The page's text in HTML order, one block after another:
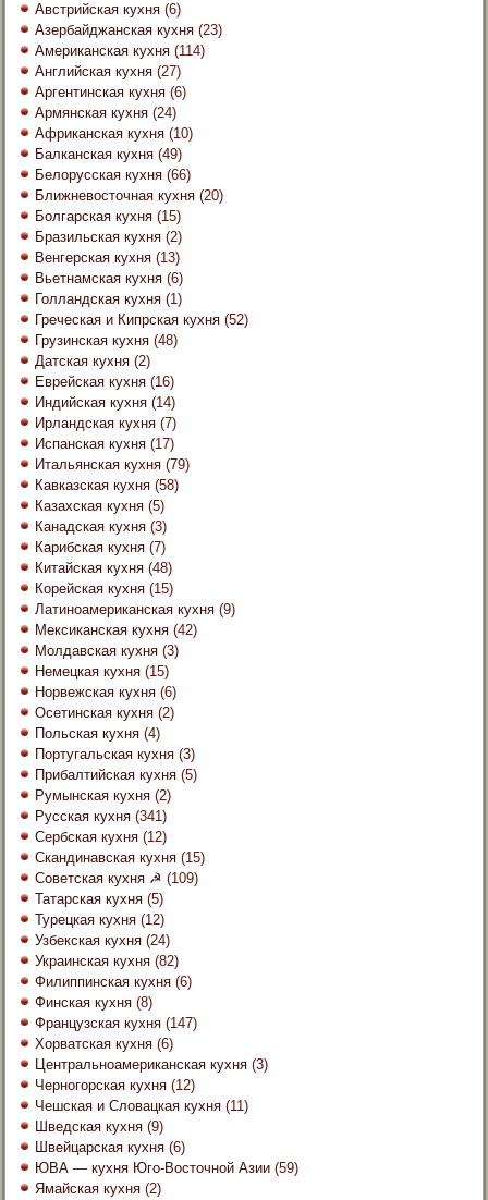
Австрийская кухня (6)
Азербайджанская кухня (23)
Американская кухня (114)
Английская кухня (27)
Аргентинская кухня (6)
Армянская кухня (24)
Африканская кухня (10)
Балканская кухня (49)
Белорусская кухня (66)
Ближневосточная кухня (20)
Болгарская кухня (15)
Бразильская кухня (2)
Венгерская кухня (13)
Вьетнамская кухня (6)
Голландская кухня (1)
Греческая и Кипрская кухня (52)
Грузинская кухня (48)
Датская кухня (2)
Еврейская кухня (16)
Индийская кухня (14)
Ирландская кухня (7)
Испанская кухня (17)
Итальянская кухня (79)
Кавказская кухня (58)
Казахская кухня (5)
Канадская кухня (3)
Карибская кухня (7)
Китайская кухня (48)
Корейская кухня (15)
Латиноамериканская кухня (9)
Мексиканская кухня (42)
Молдавская кухня (3)
Немецкая кухня (15)
Норвежская кухня (6)
Осетинская кухня (2)
Польская кухня (4)
Португальская кухня (3)
Прибалтийская кухня (5)
Румынская кухня (2)
Русская кухня (341)
Сербская кухня (12)
Скандинавская кухня (15)
Советская кухня ☭ (109)
Татарская кухня (5)
Турецкая кухня (12)
Узбекская кухня (24)
Украинская кухня (82)
Филиппинская кухня (6)
Финская кухня (8)
Французская кухня (147)
Хорватская кухня (6)
Центральноамериканская кухня (3)
Черногорская кухня (12)
Чешская и Словацкая кухня (11)
Шведская кухня (9)
Швейцарская кухня (6)
ЮВА — кухня Юго-Восточной Азии (59)
Ямайская кухня (2)